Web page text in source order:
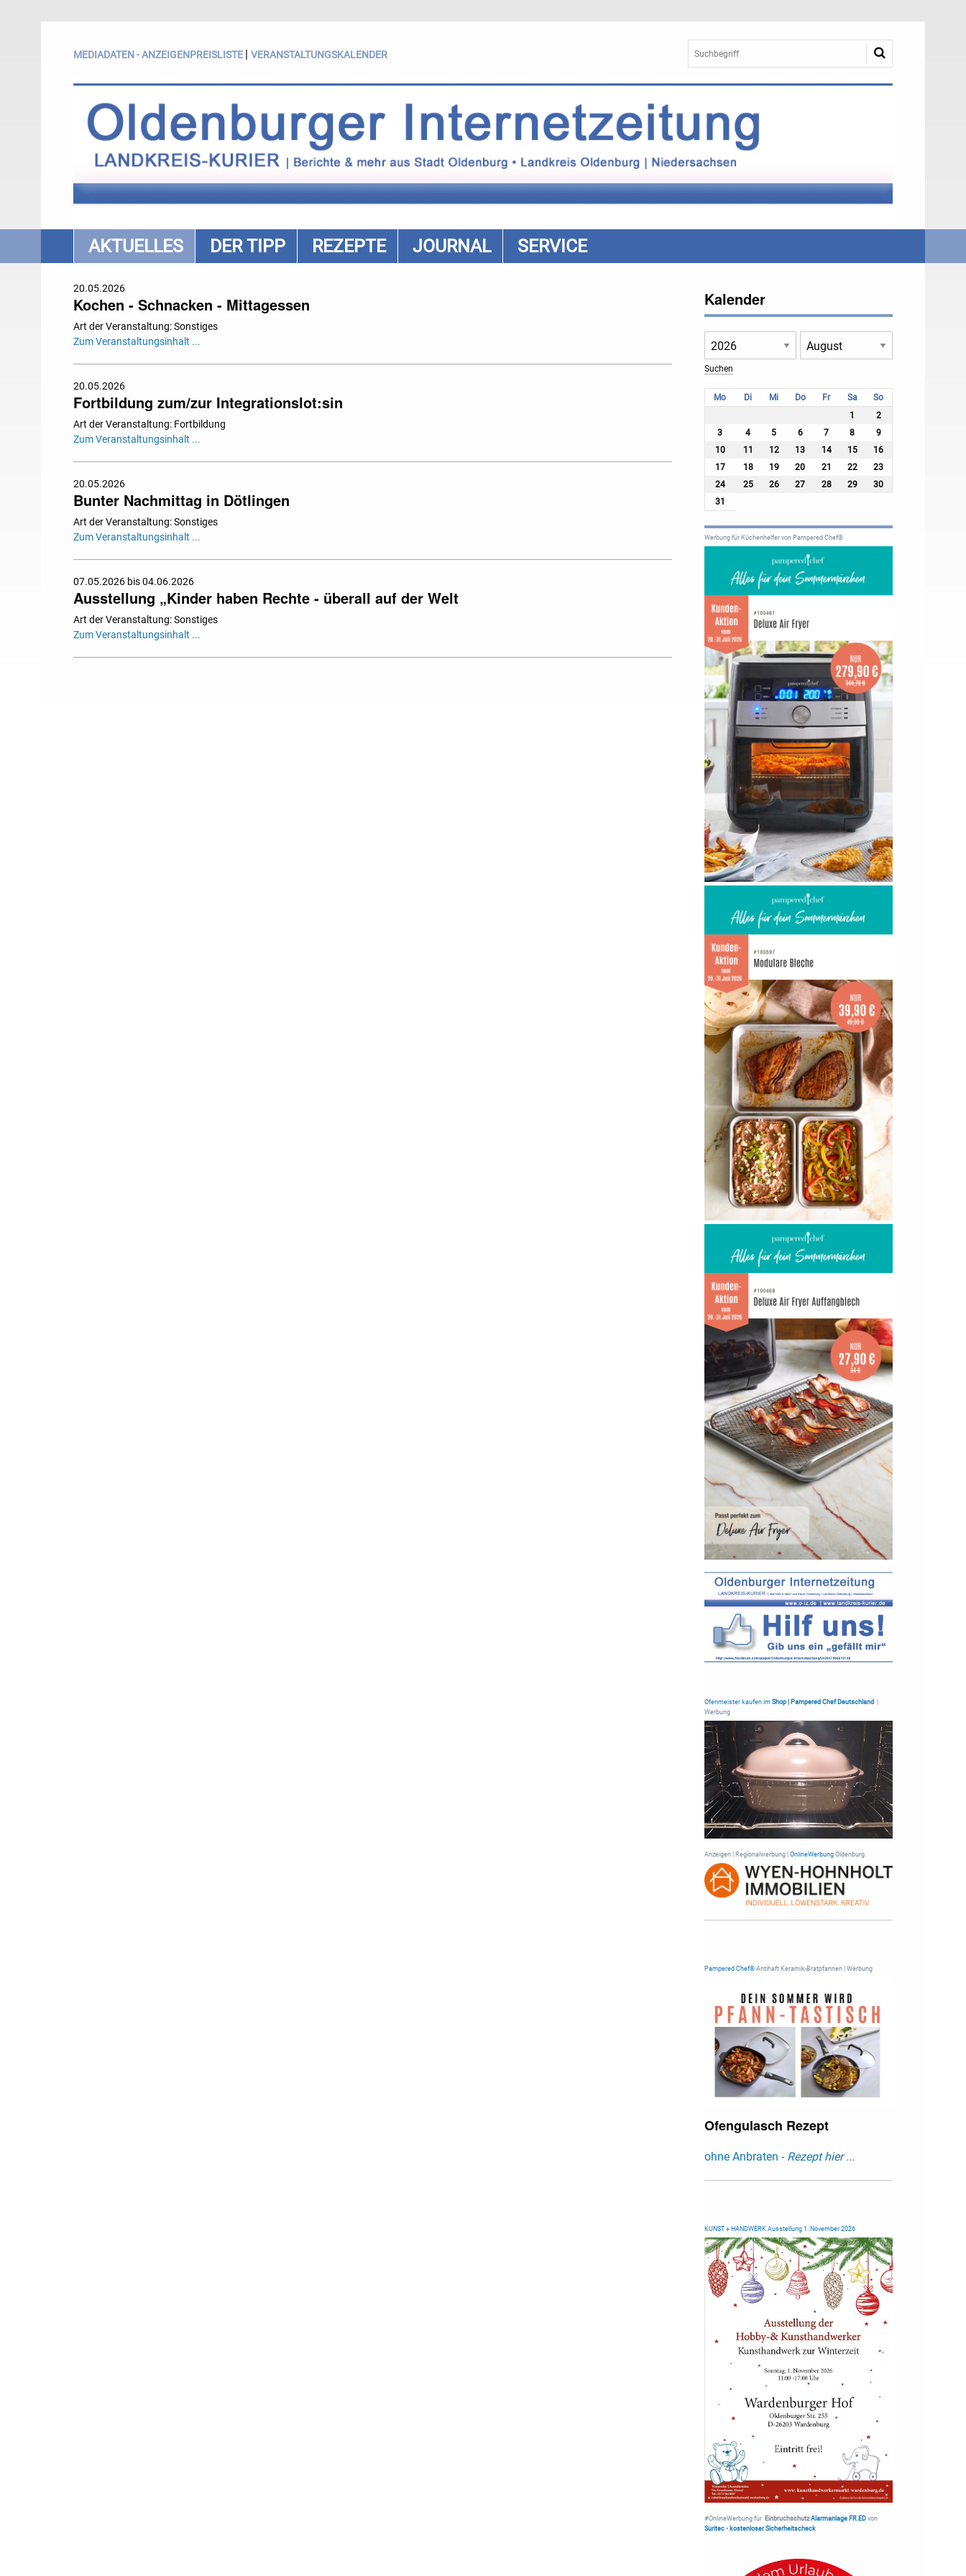
MEDIADATEN - ANZEIGENPREISLISTE | VERANSTALTUNGSKALENDER
AKTUELLES DER TIPP REZEPTE JOURNAL SERVICE
20.05.2026
Kochen - Schnacken - Mittagessen
Art der Veranstaltung: Sonstiges
Zum Veranstaltungsinhalt ...
20.05.2026
Fortbildung zum/zur Integrationslot:sin
Art der Veranstaltung: Fortbildung
Zum Veranstaltungsinhalt ...
20.05.2026
Bunter Nachmittag in Dötlingen
Art der Veranstaltung: Sonstiges
Zum Veranstaltungsinhalt ...
07.05.2026 bis 04.06.2026
Ausstellung „Kinder haben Rechte - überall auf der Welt
Art der Veranstaltung: Sonstiges
Zum Veranstaltungsinhalt ...
Kalender
Mo Di Mi Do Fr Sa
So
1
2
3
4 5 6 7 8
9
10
11 12 13 14 15
16
17
18 19 20 21 22
23
24
25 26 27 28 29
30
31
Werbung für Küchenhelfer von Pampered Chef®
Ofenmeister kaufen im Shop | Pampered Chef Deutschland
Werbung
Anzeigen | Regionalwerbung | OnlineWerbungOldenburg
Pampered Chef®Antihaft Keramik-Bratpfannen | Werbung
Ofengulasch Rezept
ohne Anbraten - Rezept hier ...
KUNST + HANDWERK Ausstellung 1. November 2026
#OnlineWerbung für Einbruchschutz Alarmanlage FR.ED von
Suritec• kostenloser Sicherheitscheck